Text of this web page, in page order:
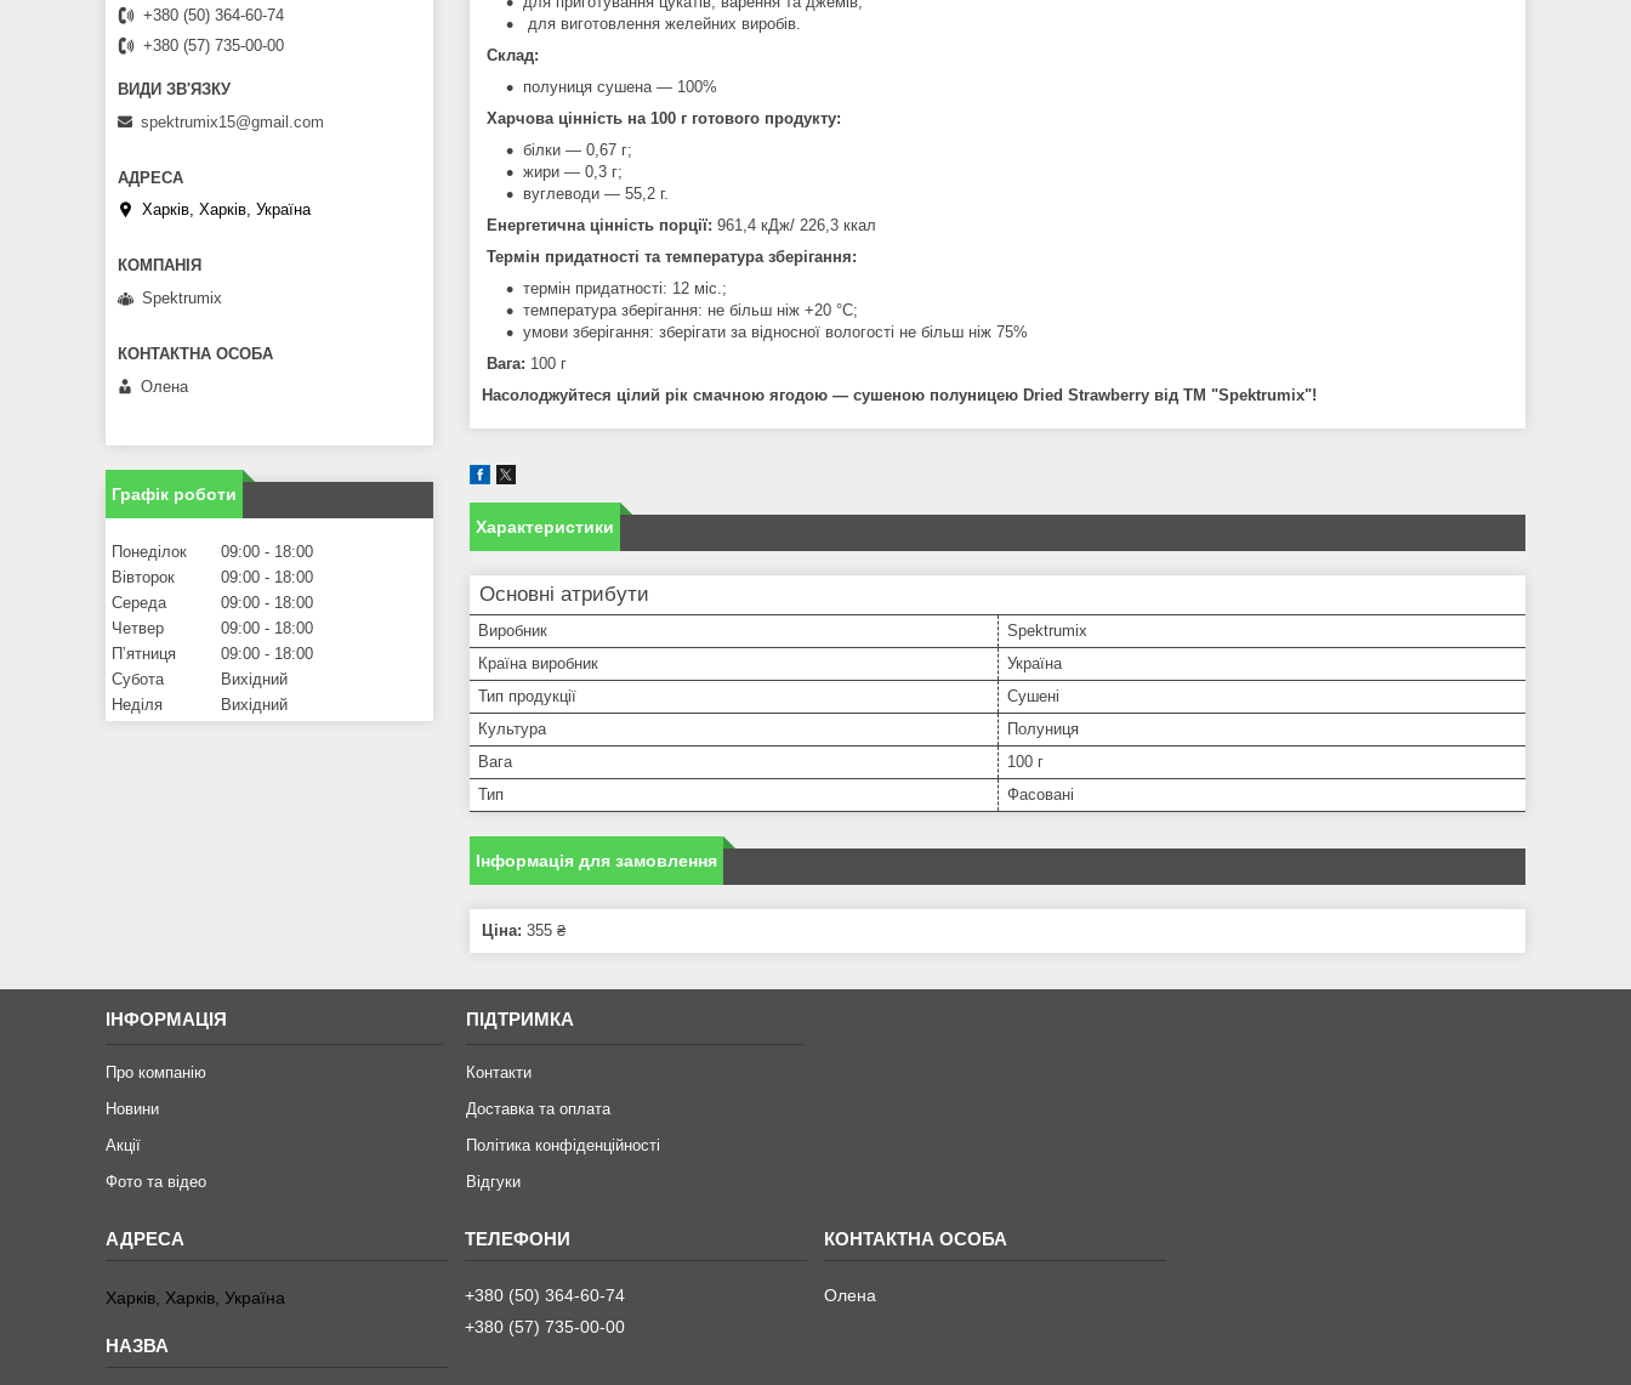
для виготовлення желейних виробів.
Склад:
полуниця сушена — 100%
Харчова цінність на 100 г готового продукту:
білки — 0,67 г;
жири — 0,3 г;
вуглеводи — 55,2 г.
Енергетична цінність порції: 961,4 кДж/ 226,3 ккал
Термін придатності та температура зберігання:
термін придатності: 12 міс.;
температура зберігання: не більш ніж +20 °C;
умови зберігання: зберігати за відносної вологості не більш ніж 75%
Вага: 100 г
Насолоджуйтеся цілий рік смачною ягодою — сушеною полуницею Dried Strawberry від ТМ "Spektrumix"!
Характеристики
Основні атрибути
Виробник
Spektrumix
Країна виробник
Україна
Тип продукції
Сушені
Культура
Полуниця
Вага
100 г
Тип
Фасовані
Інформація для замовлення
Ціна: 355 ₴
+380 (50) 364-60-74
+380 (57) 735-00-00
spektrumix15@gmail.com
Харків, Харків, Україна
Spektrumix
Олена
Графік роботи
Понеділок 09:00
18:00
Вівторок
09:00
18:00
Середа
09:00
18:00
Четвер
09:00
18:00
Пʼятниця
09:00
18:00
Субота
Вихідний
Неділя
Вихідний
ІНФОРМАЦІЯ
Про компанію
Новини
Акції
Фото та відео
ПІДТРИМКА
Контакти
Доставка та оплата
Політика конфіденційності
Відгуки
Харків, Харків, Україна
+380 (50) 364-60-74
+380 (57) 735-00-00
Олена